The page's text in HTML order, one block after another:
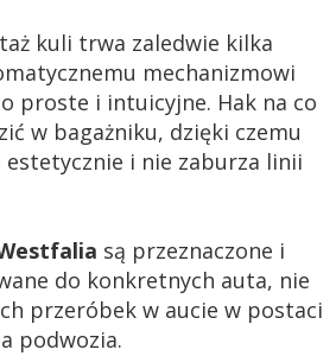
kuli trwa zaledwie kilka
mechanizmowi
proste i intuicyjne. Hak na co
w bagażniku, dzięki czemu
estetycznie i nie zaburza linii
są przeznaczone i
do konkretnych auta, nie
przeróbek w aucie w postaci
podwozia.